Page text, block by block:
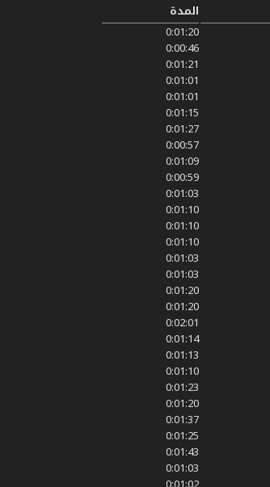
المدة
0:01:20
0:00:46
0:01:21
0:01:01
0:01:01
0:01:15
0:01:27
0:00:57
0:01:09
0:00:59
0:01:03
0:01:10
0:01:10
0:01:10
0:01:03
0:01:03
0:01:20
0:01:20
0:02:01
0:01:14
0:01:13
0:01:10
0:01:23
0:01:20
0:01:37
0:01:25
0:01:43
0:01:03